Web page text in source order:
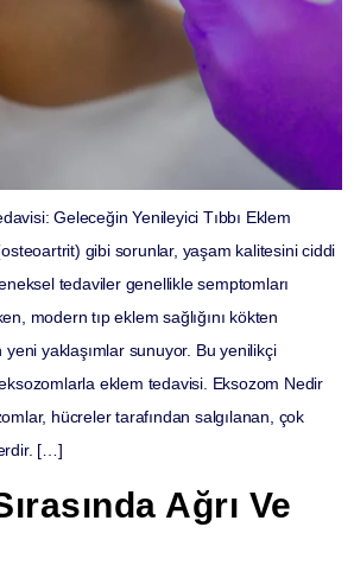
Geleceğin Yenileyici Tıbbı Eklem
gibi sorunlar, yaşam kalitesini ciddi
tedaviler genellikle semptomları
modern tıp eklem sağlığını kökten
yaklaşımlar sunuyor. Bu yenilikçi
eklem tedavisi. Eksozom Nedir
hücreler tarafından salgılanan, çok
[…]
Ağrı Ve